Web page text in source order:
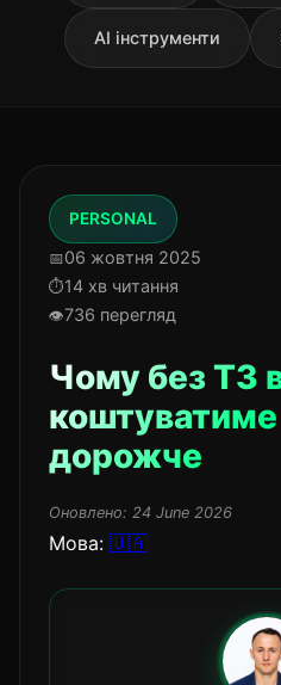
AI інструменти
PERSONAL
06 жовтня 2025
14 хв читання
736 перегляд
Чому без ТЗ
коштуватиме
дорожче
Оновлено: 24 June 2026
Мова: 🇺🇦